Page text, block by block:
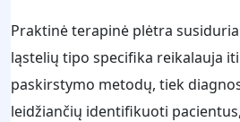
Praktinė terapinė plėtra
ląstelių tipo specifika reikalauja
paskirstymo metodų, tiek
leidžiančių identifikuoti